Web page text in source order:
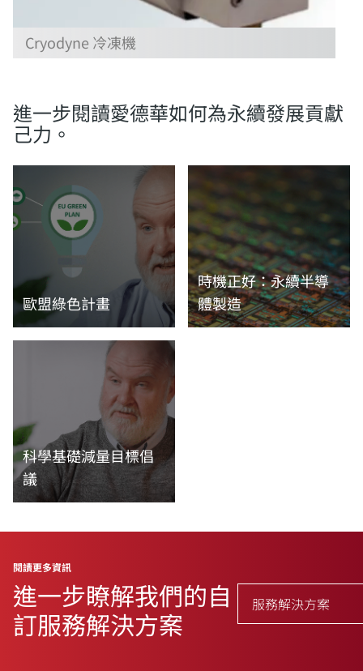
Cryodyne 冷凍機
進一步閱讀愛德華如何為永續發展貢獻
己力。
歐盟綠色計畫
時機正好：永續半導
體製造
科學基礎減量目標倡
議
閱讀更多資訊
進一步瞭解我們的自
訂服務解決方案
服務解決方案